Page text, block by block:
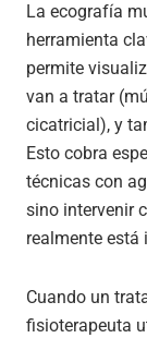
La ecografía
herramienta
permite
van a tratar
cicatricial), y
Esto cobra
técnicas con
sino intervenir
realmente
Cuando un
fisioterapeuta